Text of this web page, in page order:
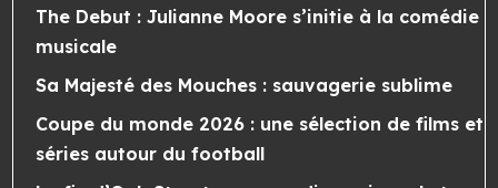
The Debut : Julianne Moore s’initie à la comédie
musicale
Sa Majesté des Mouches : sauvagerie sublime
Coupe du monde 2026 : une sélection de films et
séries autour du football